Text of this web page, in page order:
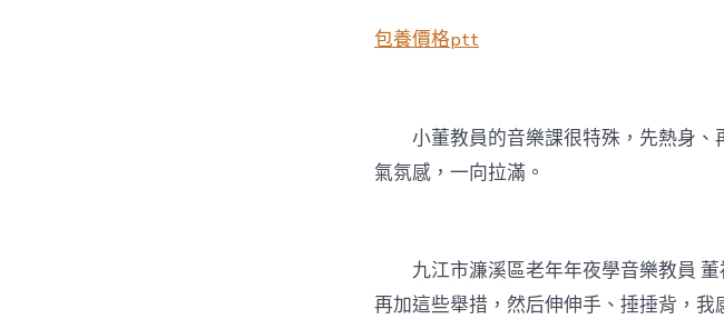
包養價格ptt
小董教員的音樂課很特殊，先熱身、
氣氛感，一向拉滿。
九江市濂溪區老年年夜學音樂教員
再加這些舉措，然后伸伸手、捶捶背，